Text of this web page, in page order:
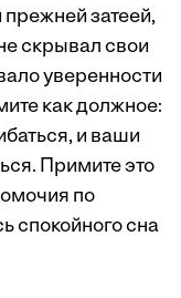
прежней затеей,
скрывал свои
уверенности
как должное:
и ваши
Примите это
по
спокойного сна